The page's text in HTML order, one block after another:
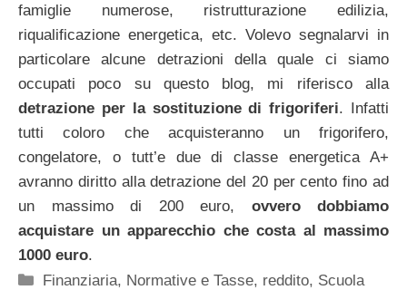
famiglie numerose, ristrutturazione edilizia,
riqualificazione energetica, etc. Volevo segnalarvi in
particolare alcune detrazioni della quale ci siamo
occupati poco su questo blog, mi riferisco alla
detrazione per la sostituzione di frigoriferi. Infatti
tutti coloro che acquisteranno un frigorifero,
congelatore, o tutt’e due di classe energetica A+
avranno diritto alla detrazione del 20 per cento fino ad
un massimo di 200 euro, ovvero dobbiamo
acquistare un apparecchio che costa al massimo
1000 euro.
Categorie
Finanziaria, Normative e Tasse, reddito, Scuola